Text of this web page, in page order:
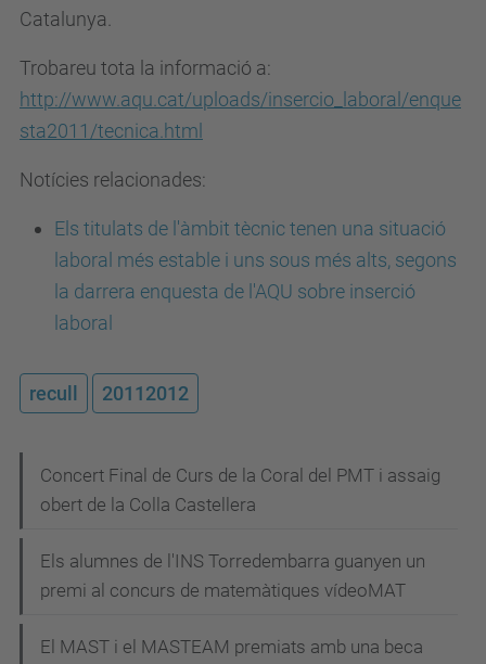
Catalunya.
Trobareu tota la informació a:
http://www.aqu.cat/uploads/insercio_laboral/enque
sta2011/tecnica.html
Notícies relacionades:
Els titulats de l'àmbit tècnic tenen una situació
laboral més estable i uns sous més alts, segons
la darrera enquesta de l'AQU sobre inserció
laboral
recull 20112012
g
Concert Final de Curs de la Coral del PMT i assaig
obert de la Colla Castellera
Els alumnes de l'INS Torredembarra guanyen un
premi al concurs de matemàtiques vídeoMAT
El MAST i el MASTEAM premiats amb una beca